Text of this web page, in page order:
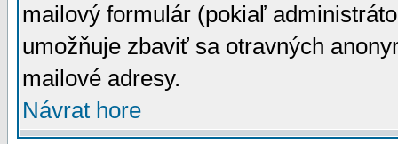
mailový formulár (pokiaľ
umožňuje zbaviť sa otravných
mailové adresy.
Návrat hore